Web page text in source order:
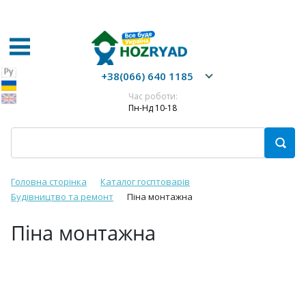
+38(066) 640 1185
Час роботи:
Пн-Нд 10-18
Головна сторінка
Каталог госптоварів
Будівництво та ремонт
Піна монтажна
Піна монтажна